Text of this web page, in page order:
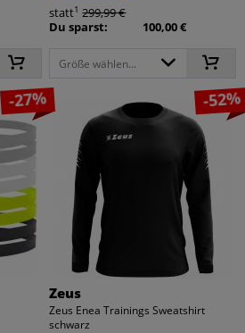
statt1 299,99 €
Du sparst:
100,00 €
Größe wählen...
-27% -52%
Zeus
Zeus Enea Trainings Sweatshirt
schwarz